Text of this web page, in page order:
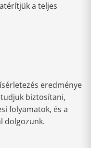
a teljes
eredménye
biztosítani,
folyamatok, és a
dolgozunk.